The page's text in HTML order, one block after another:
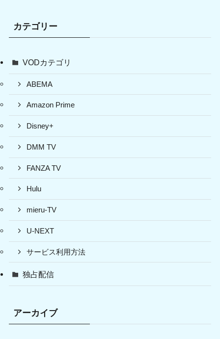
カテゴリー
VODカテゴリ
ABEMA
Amazon Prime
Disney+
DMM TV
FANZA TV
Hulu
mieru-TV
U-NEXT
サービス利用方法
独占配信
アーカイブ